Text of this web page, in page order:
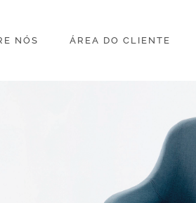
NÓS ÁREA DO CLIENTE